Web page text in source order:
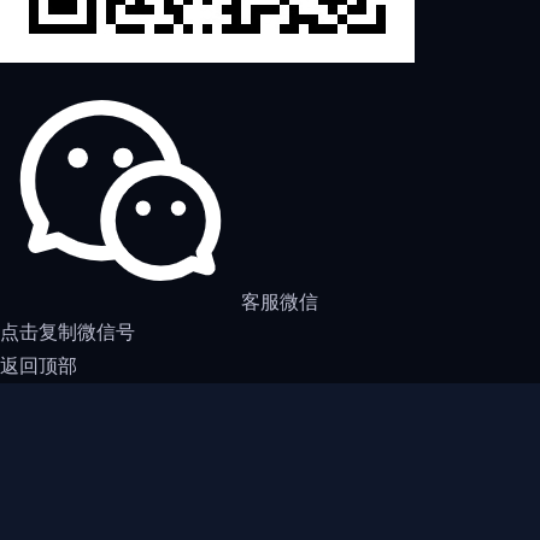
客服微信
点击复制微信号
返回顶部